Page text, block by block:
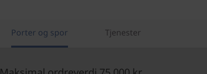
Porter og spor Tjenester